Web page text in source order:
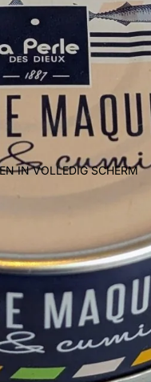
IN VOLLEDIG SCHERM